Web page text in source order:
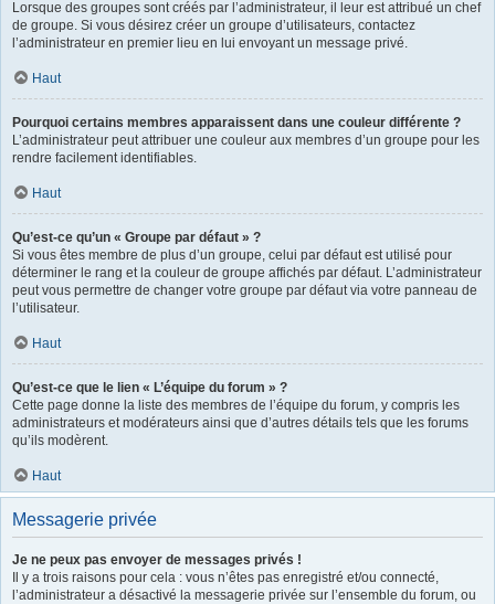
Lorsque des groupes sont créés par l’administrateur, il leur est attribué un chef
de groupe. Si vous désirez créer un groupe d’utilisateurs, contactez
l’administrateur en premier lieu en lui envoyant un message privé.
Haut
Pourquoi certains membres apparaissent dans une couleur différente ?
L’administrateur peut attribuer une couleur aux membres d’un groupe pour les
rendre facilement identifiables.
Haut
Qu’est-ce qu’un « Groupe par défaut » ?
Si vous êtes membre de plus d’un groupe, celui par défaut est utilisé pour
déterminer le rang et la couleur de groupe affichés par défaut. L’administrateur
peut vous permettre de changer votre groupe par défaut via votre panneau de
l’utilisateur.
Haut
Qu’est-ce que le lien « L’équipe du forum » ?
Cette page donne la liste des membres de l’équipe du forum, y compris les
administrateurs et modérateurs ainsi que d’autres détails tels que les forums
qu’ils modèrent.
Haut
Messagerie privée
Je ne peux pas envoyer de messages privés !
Il y a trois raisons pour cela : vous n’êtes pas enregistré et/ou connecté,
l’administrateur a désactivé la messagerie privée sur l’ensemble du forum, ou